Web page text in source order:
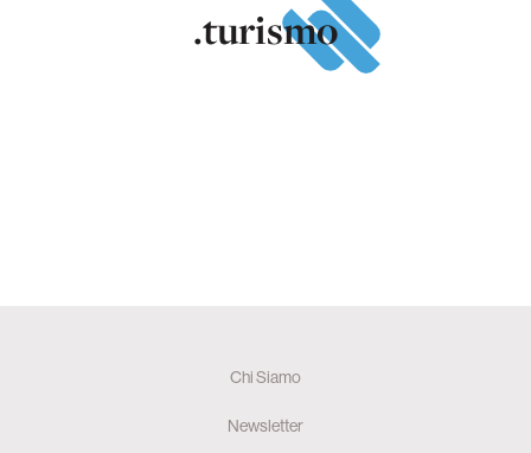
.turismo
Chi Siamo
Newsletter